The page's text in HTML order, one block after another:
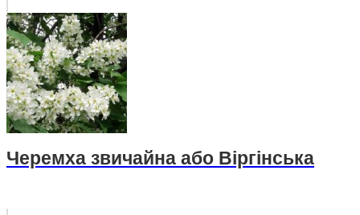
Черемха звичайна або Віргінська